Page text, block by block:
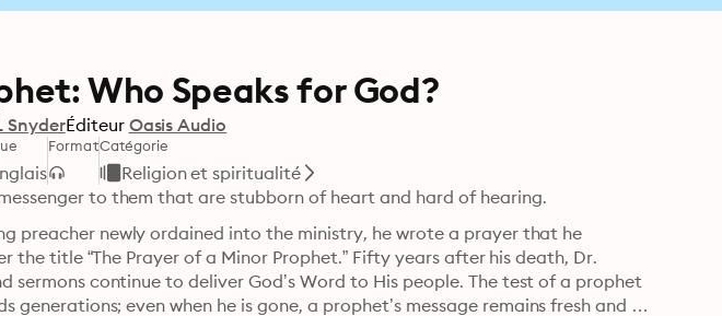
Who Speaks for God?
SnyderÉditeur Oasis Audio
FormatCatégorie
Religion et spiritualité
to them that are stubborn of heart and hard of hearing.
preacher newly ordained into the ministry, he wrote a prayer that he
the title “The Prayer of a Minor Prophet.” Fifty years after his death, Dr.
sermons continue to deliver God’s Word to His people. The test of a prophet
generations; even when he is gone, a prophet’s message remains fresh and